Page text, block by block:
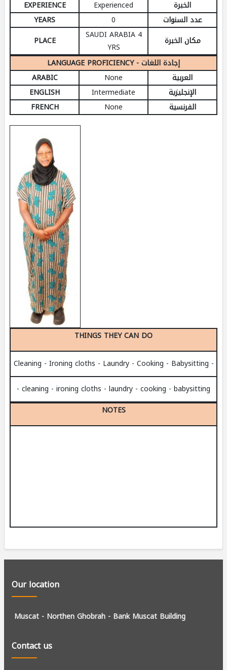
الخبرة
Experienced
EXPERIENCE
عدد السنوات
0
YEARS
مكان الخبرة
SAUDI ARABIA 4
YRS
PLACE
LANGUAGE PROFICIENCY - إجادة اللغات
العربية
None
ARABIC
الإنجليزية
Intermediate
ENGLISH
الفرنسية
None
FRENCH
THINGS THEY CAN DO
- Cleaning - Ironing cloths - Laundry - Cooking - Babysitting
- cleaning - ironing cloths - laundry - cooking - babysitting
NOTES
Our location
Muscat - Northen Ghobrah - Bank Muscat Building
Contact us